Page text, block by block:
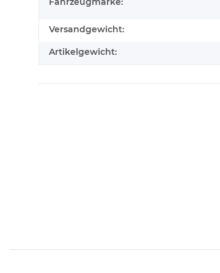
Versandgewicht:
Artikelgewicht: